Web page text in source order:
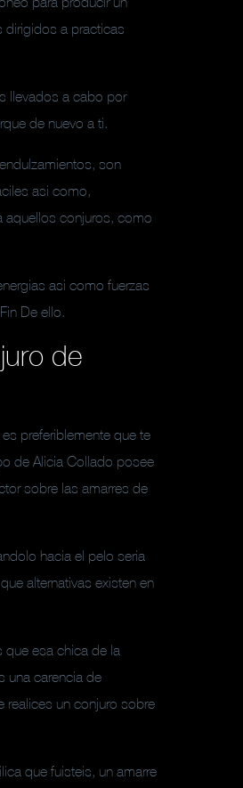
dirigidos a practicas
llevados a cabo por
de nuevo a ti.
son
asi­ como,
aquellos conjuros, como
asi­ como fuerzas
De ello.
de
preferiblemente que te
de Alicia Collado posee
sobre las amarres de
hacia el pelo seri­a
alternativas existen en
que esa chica de la
una carencia de
realices un conjuro sobre
que fuisteis, un amarre